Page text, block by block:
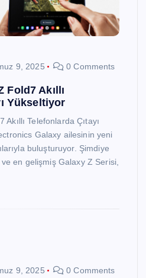
9, 2025 0 Comments
Fold7 Akıllı
Yükseltiyor
Telefonlarda Çıtayı
Galaxy ailesinin yeni
buluşturuyor. Şimdiye
en gelişmiş Galaxy Z Serisi,
9, 2025 0 Comments